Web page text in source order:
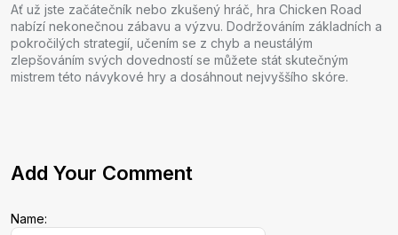
Ať už jste začátečník nebo zkušený hráč, hra Chicken Road
nabízí nekonečnou zábavu a výzvu. Dodržováním základních a
pokročilých strategií, učením se z chyb a neustálým
zlepšováním svých dovedností se můžete stát skutečným
mistrem této návykové hry a dosáhnout nejvyššího skóre.
Add Your Comment
Name: